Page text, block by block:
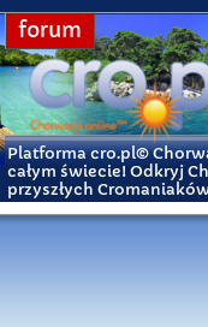
forum
Platforma cro.pl©
całym świecie! Odkryj
przyszłych